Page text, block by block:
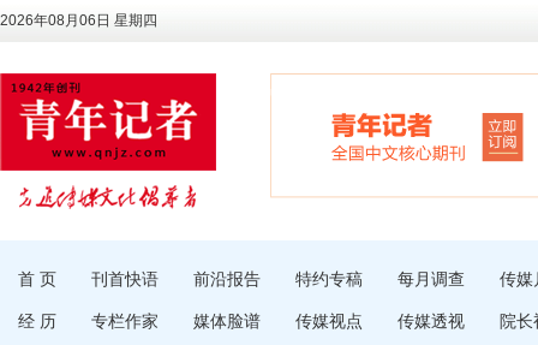
2026年08月06日 星期四
首 页 刊首快语 前沿报告 特约专稿 每月调查 传媒
经 历 专栏作家 媒体脸谱 传媒视点 传媒透视 院长